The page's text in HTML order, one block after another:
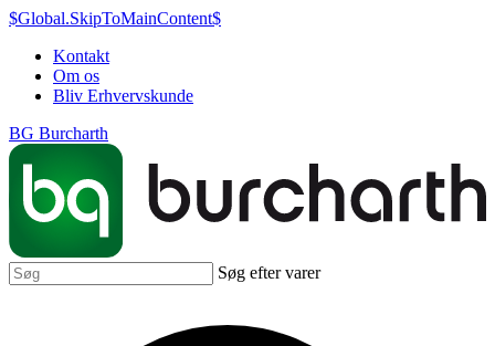
$Global.SkipToMainContent$
Kontakt
Om os
Bliv Erhvervskunde
BG Burcharth
Søg efter varer